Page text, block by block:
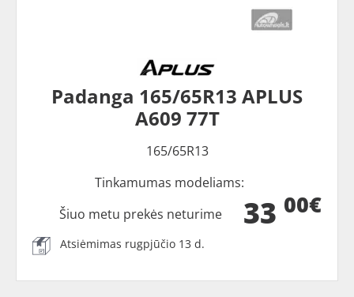
Padanga 165/65R13 APLUS
A609 77T
165/65R13
Tinkamumas modeliams:
33 00€
Šiuo metu prekės neturime
Atsiėmimas rugpjūčio 13 d.